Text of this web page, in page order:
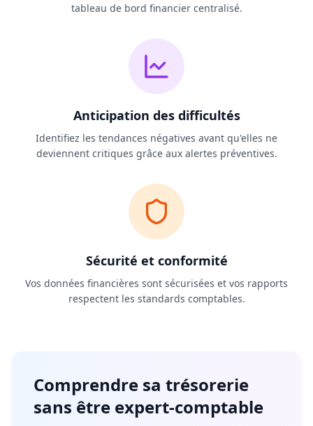
tableau de bord financier centralisé.
Anticipation des difficultés
Identifiez les tendances négatives avant qu'elles ne
deviennent critiques grâce aux alertes préventives.
Sécurité et conformité
Vos données financières sont sécurisées et vos rapports
respectent les standards comptables.
Comprendre sa trésorerie
sans être expert-comptable